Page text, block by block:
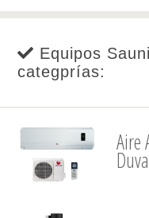
Equipos
categprías:
Aire